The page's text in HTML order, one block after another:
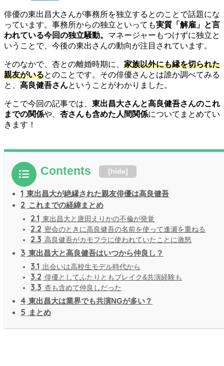
俳優の東出昌大さんが事務所を独立するとのことで話題にな
っています。事務所からの独立といっても実質「解雇」と言
われている今回の独立騒動。 マネージャーもつけずに独立と
いうことで、今後の東出さんの動向が注目されています。
そのなかで、杏との離婚時期に、 家族以外にも縁を切られた
親友がいるとのことです。その俳優さんとは誰か調べてみる
と、 高良健吾さんということがわかりました。
そこで今回の記事では、 東出昌大さんと高良健吾さんのこれ
までの関係や、 杏さんも含めた人間関係についてまとめてい
きます！
Contents [hide]
1 東出昌大が絶縁された親友俳優は高良健吾
2 これまでの経緯まとめ
2.1 東出昌大と唐田えりかの不倫が発覚
2.2 密会のときに高良健吾の名前を使って逢瀬を重ねる
2.3 高良健吾がカモフラに使われていたことに激怒
3 東出昌大と高良健吾はいつから仲良し？
3.1 出会いは高校生モデル時代から
3.2 俳優としてふたりともブレイク&共演経験も
3.3 杏も含めて仲良しだった
4 東出昌大は業界でも共演NGが多い？
5 まとめ